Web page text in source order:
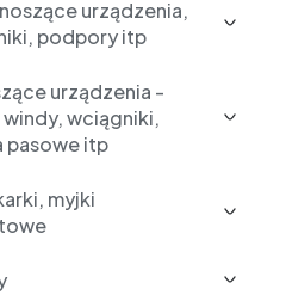
urządzenia,
podpory itp
urządzenia -
windy, wciągniki,
pasowe itp
myjki